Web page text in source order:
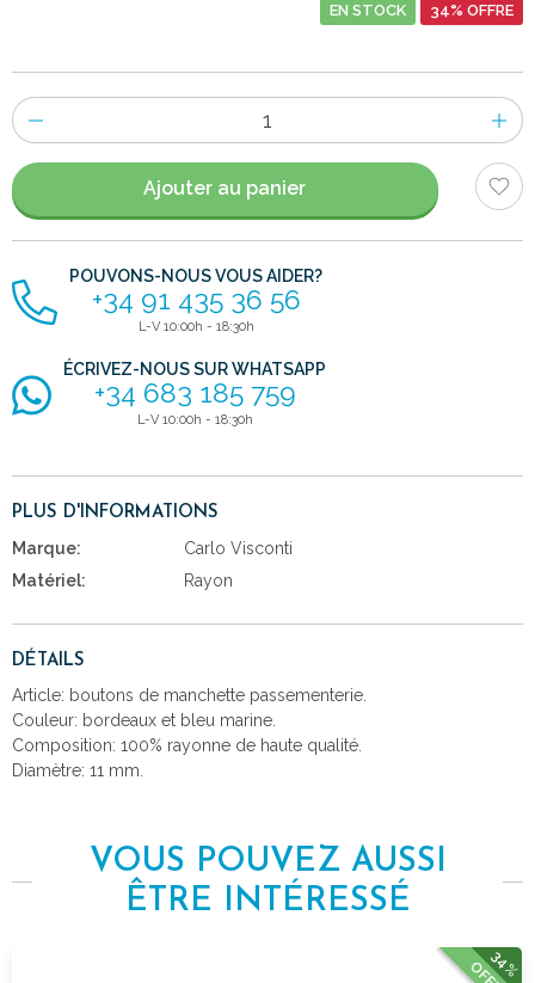
EN STOCK 34% OFFRE
Nombre
d'items
Ajouter au panier
POUVONS-NOUS VOUS AIDER?
+34 91 435 36 56
L-V 10:00h - 18:30h
ÉCRIVEZ-NOUS SUR WHATSAPP
+34 683 185 759
L-V 10:00h - 18:30h
PLUS D'INFORMATIONS
Marque:
Carlo Visconti
Matériel:
Rayon
DÉTAILS
Article: boutons de manchette passementerie.
Couleur: bordeaux et bleu marine.
Composition: 100% rayonne de haute qualité.
Diamètre: 11 mm.
VOUS POUVEZ AUSSI
ÊTRE INTÉRESSÉ
34%